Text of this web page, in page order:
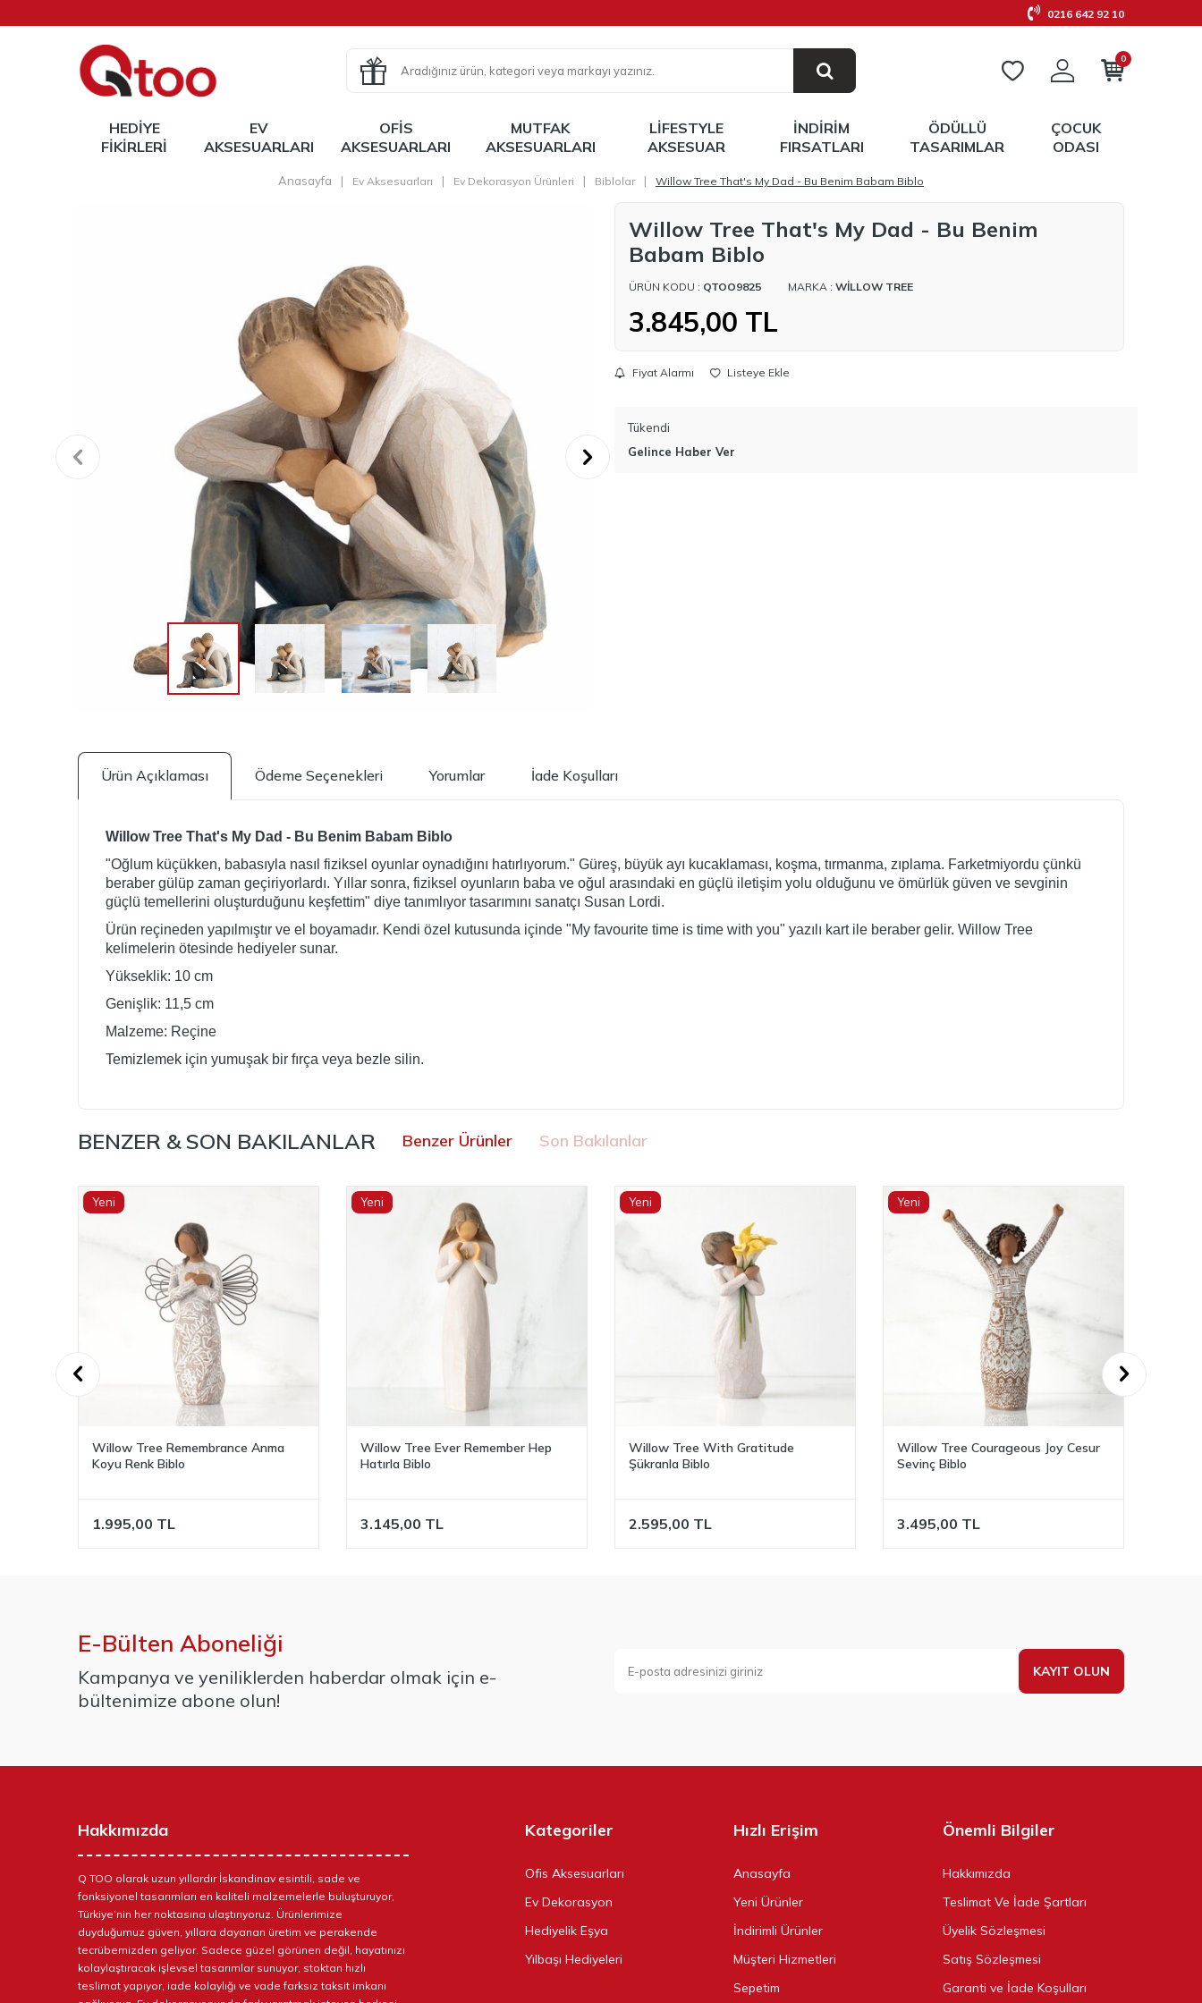
0216 642 92 10
0
HEDIYE
FIKIRLERI
EV
AKSESUARLARI
OFIS
AKSESUARLARI
MUTFAK
AKSESUARLARI
LIFESTYLE
AKSESUAR
İNDIRIM
FIRSATLARI
ÖDÜLLÜ
TASARIMLAR
ÇOCUK
ODASI
Anasayfa | Ev Aksesuarları | Ev Dekorasyon Ürünleri | Biblolar | Willow Tree That's My Dad - Bu Benim Babam Biblo
Willow Tree That's My Dad - Bu Benim
Babam Biblo
ÜRÜN KODU : QTOO9825 MARKA : WILLOW TREE
3.845,00 TL
Fiyat Alarmı Listeye Ekle
Tükendi
Gelince Haber Ver
Ürün Açıklaması Ödeme Seçenekleri Yorumlar İade Koşulları
Willow Tree That's My Dad - Bu Benim Babam Biblo
"Oğlum küçükken, babasıyla nasıl fiziksel oyunlar oynadığını hatırlıyorum." Güreş, büyük ayı kucaklaması, koşma, tırmanma, zıplama. Farketmiyordu çünkü
beraber gülüp zaman geçiriyorlardı. Yıllar sonra, fiziksel oyunların baba ve oğul arasındaki en güçlü iletişim yolu olduğunu ve ömürlük güven ve sevginin
güçlü temellerini oluşturduğunu keşfettim" diye tanımlıyor tasarımını sanatçı Susan Lordi.
Ürün reçineden yapılmıştır ve el boyamadır. Kendi özel kutusunda içinde "My favourite time is time with you" yazılı kart ile beraber gelir. Willow Tree
kelimelerin ötesinde hediyeler sunar.
Yükseklik: 10 cm
Genişlik: 11,5 cm
Malzeme: Reçine
Temizlemek için yumuşak bir fırça veya bezle silin.
BENZER & SON BAKILANLAR Benzer Ürünler Son Bakılanlar
Yeni
Willow Tree Ever Remember Hep
Hatırla Biblo
3.145,00 TL
Yeni
Willow Tree With Gratitude
Şükranla Biblo
2.595,00 TL
Yeni
Willow Tree Courageous Joy Cesur
Sevinç Biblo
3.495,00 TL
Yeni
Willow Tree For Always - Her
Zaman İçin Biblo
3.345,00 TL
E-Bülten Aboneliği
Kampanya ve yeniliklerden haberdar olmak için e-
bültenimize abone olun!
KAYIT OLUN
Hakkımızda
Q TOO olarak uzun yıllardır İskandinav esintili, sade ve
fonksiyonel tasarımları en kaliteli malzemelerle buluşturuyor,
Türkiye’nin her noktasına ulaştırıyoruz. Ürünlerimize
duyduğumuz güven, yıllara dayanan üretim ve perakende
tecrübemizden geliyor. Sadece güzel görünen değil, hayatınızı
kolaylaştıracak işlevsel tasarımlar sunuyor, stoktan hızlı
teslimat yapıyor, iade kolaylığı ve vade farksız taksit imkanı
Kategoriler
Ofis Aksesuarları
Ev Dekorasyon
Hediyelik Eşya
Yılbaşı Hediyeleri
Hızlı Erişim
Anasayfa
Yeni Ürünler
İndirimli Ürünler
Müşteri Hizmetleri
Sepetim
Önemli Bilgiler
Hakkımızda
Teslimat Ve İade Şartları
Üyelik Sözleşmesi
Satış Sözleşmesi
Garanti ve İade Koşulları